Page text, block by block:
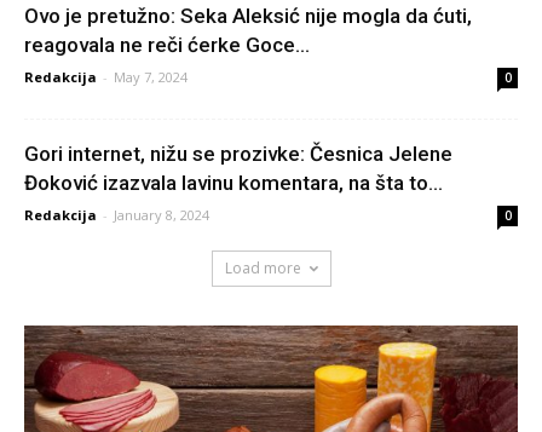
Ovo je pretužno: Seka Aleksić nije mogla da ćuti,
reagovala ne reči ćerke Goce...
Redakcija - May 7, 2024 0
Gori internet, nižu se prozivke: Česnica Jelene
Đoković izazvala lavinu komentara, na šta to...
Redakcija - January 8, 2024 0
Load more